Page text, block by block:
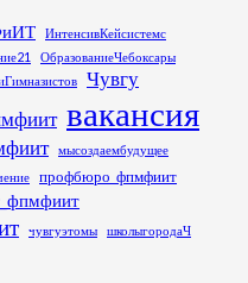
ИнтенсивКейсистемс
ОбразованиеЧебоксары
Чувгу
вакансия
мысоздаембудущее
профбюро_фпмфиит
чувгуэтомы школыгородаЧ